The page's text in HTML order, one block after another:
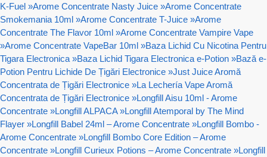
K-Fuel »Arome Concentrate Nasty Juice »Arome Concentrate
Smokemania 10ml »Arome Concentrate T-Juice »Arome
Concentrate The Flavor 10ml »Arome Concentrate Vampire Vape
»Arome Concentrate VapeBar 10ml »Baza Lichid Cu Nicotina Pentru
Tigara Electronica »Baza Lichid Tigara Electronica e-Potion »Bază e-
Potion Pentru Lichide De Țigări Electronice »Just Juice Aromă
Concentrata de Țigări Electronice »La Lechería Vape Aromă
Concentrata de Țigări Electronice »Longfill Aisu 10ml - Arome
Concentrate »Longfill ALPACA »Longfill Atemporal by The Mind
Flayer »Longfill Babel 24ml – Arome Concentrate »Longfill Bombo -
Arome Concentrate »Longfill Bombo Core Edition – Arome
Concentrate »Longfill Curieux Potions – Arome Concentrate »Longfill